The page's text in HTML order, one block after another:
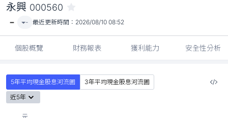
永興 000560
- - 最近更新時間： 2026/08/10 08:52
個股概覽 財務報表 獲利能力 安全性分析
5年平均現金股息河流圖
3年平均現金股息河流圖
近5年